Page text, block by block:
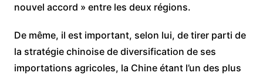
nouvel accord » entre les deux régions.
De même, il est important, selon lui, de tirer parti de
la stratégie chinoise de diversification de ses
importations agricoles, la Chine étant l’un des plus